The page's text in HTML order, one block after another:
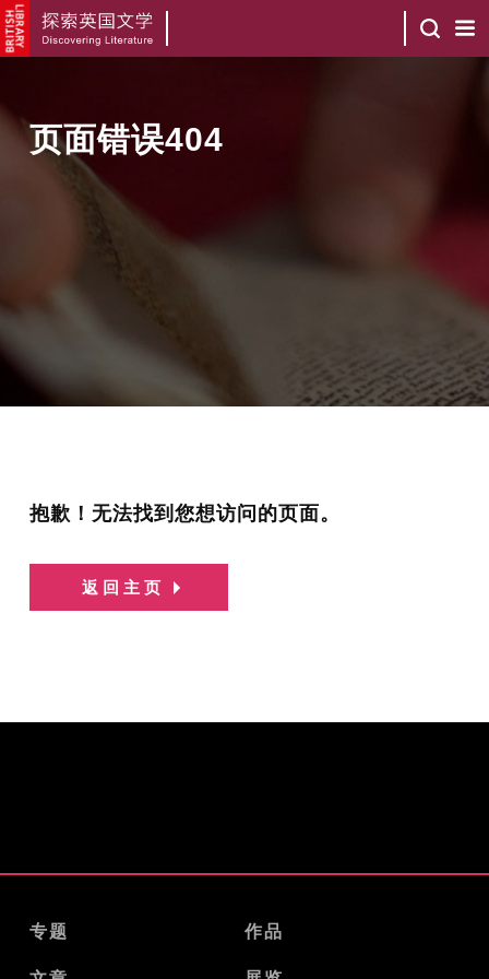
页面错误404
抱歉！无法找到您想访问的页面。
返回主页
专题 作品